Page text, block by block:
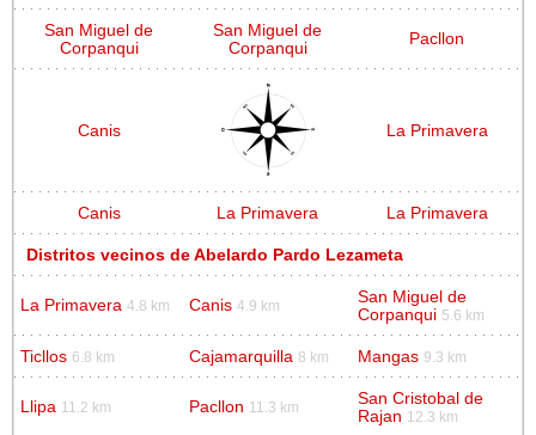
San Miguel de
Corpanqui
San Miguel de
Corpanqui
Pacllon
Canis La Primavera
Canis La Primavera La Primavera
Distritos vecinos de Abelardo Pardo Lezameta
La Primavera 4.8 km Canis 4.9 km
San Miguel de
Corpanqui 5.6 km
Ticllos 6.8 km Cajamarquilla 8 km Mangas 9.3 km
Llipa 11.2 km Pacllon 11.3 km
San Cristobal de
Rajan 12.3 km